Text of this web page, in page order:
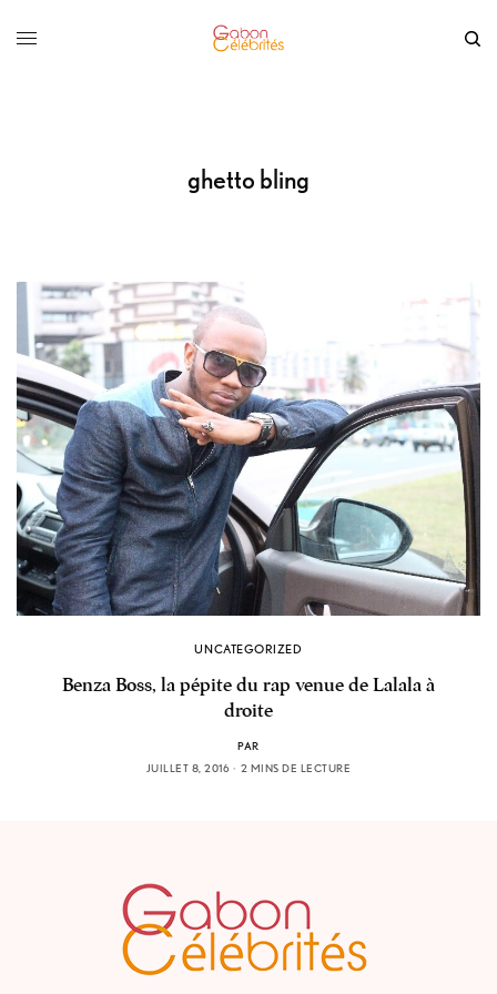
ghetto bling
UNCATEGORIZED
Benza Boss, la pépite du rap venue de Lalala à
droite
PAR
JUILLET 8, 2016
2 MINS DE LECTURE